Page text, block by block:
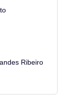
Ribeiro